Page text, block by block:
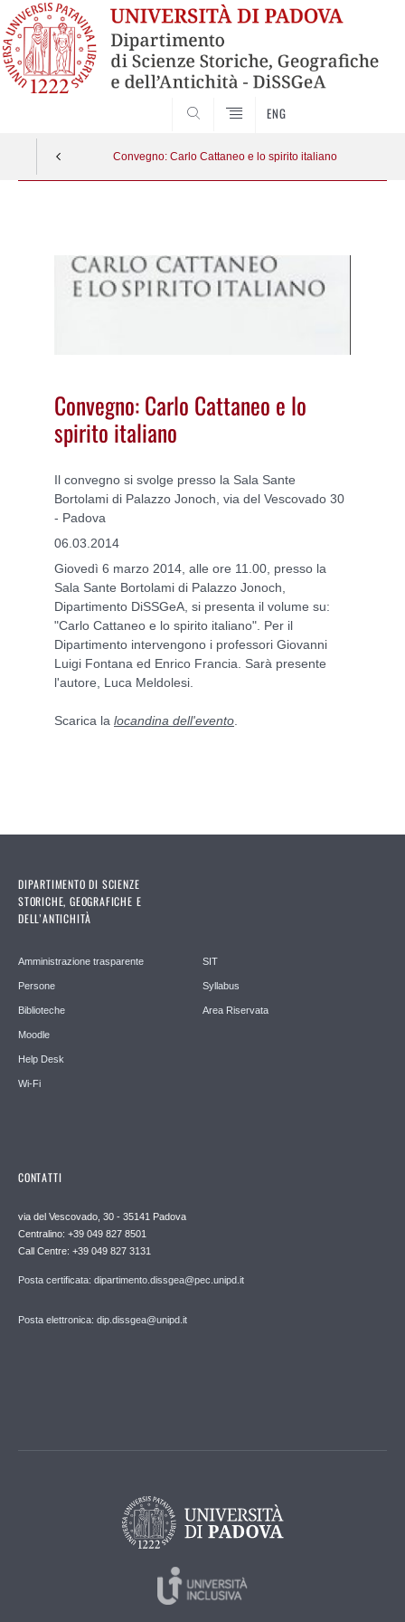
ENG
Convegno: Carlo Cattaneo e lo spirito italiano
Convegno: Carlo Cattaneo e lo
spirito italiano
Il convegno si svolge presso la Sala Sante
Bortolami di Palazzo Jonoch, via del Vescovado 30
- Padova
06.03.2014
Giovedì 6 marzo 2014, alle ore 11.00, presso la
Sala Sante Bortolami di Palazzo Jonoch,
Dipartimento DiSSGeA, si presenta il volume su:
"Carlo Cattaneo e lo spirito italiano". Per il
Dipartimento intervengono i professori Giovanni
Luigi Fontana ed Enrico Francia. Sarà presente
l'autore, Luca Meldolesi.
Scarica la locandina dell'evento
DIPARTIMENTO DI SCIENZE
STORICHE, GEOGRAFICHE E
DELL’ANTICHITÀ
Amministrazione trasparente
Persone
Biblioteche
Moodle
Help Desk
Wi-Fi
SIT
Syllabus
Area Riservata
CONTATTI
via del Vescovado, 30 - 35141 Padova
Centralino: +39 049 827 8501
Call Centre: +39 049 827 3131
Posta certificata: dipartimento.dissgea@pec.unipd.it
Posta elettronica: dip.dissgea@unipd.it